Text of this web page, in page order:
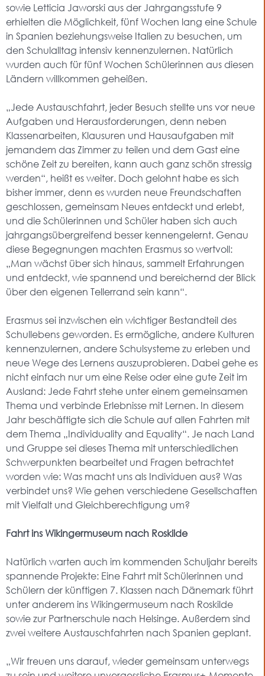
sowie Letticia Jaworski aus der Jahrgangsstufe 9
erhielten die Möglichkeit, fünf Wochen lang eine Schule
in Spanien beziehungsweise Italien zu besuchen, um
den Schulalltag intensiv kennenzulernen. Natürlich
wurden auch für fünf Wochen Schülerinnen aus diesen
Ländern willkommen geheißen.
„Jede Austauschfahrt, jeder Besuch stellte uns vor neue
Aufgaben und Herausforderungen, denn neben
Klassenarbeiten, Klausuren und Hausaufgaben mit
jemandem das Zimmer zu teilen und dem Gast eine
schöne Zeit zu bereiten, kann auch ganz schön stressig
werden“, heißt es weiter. Doch gelohnt habe es sich
bisher immer, denn es wurden neue Freundschaften
geschlossen, gemeinsam Neues entdeckt und erlebt,
und die Schülerinnen und Schüler haben sich auch
jahrgangsübergreifend besser kennengelernt. Genau
diese Begegnungen machten Erasmus so wertvoll:
„Man wächst über sich hinaus, sammelt Erfahrungen
und entdeckt, wie spannend und bereichernd der Blick
über den eigenen Tellerrand sein kann“.
Erasmus sei inzwischen ein wichtiger Bestandteil des
Schullebens geworden. Es ermögliche, andere Kulturen
kennenzulernen, andere Schulsysteme zu erleben und
neue Wege des Lernens auszuprobieren. Dabei gehe es
nicht einfach nur um eine Reise oder eine gute Zeit im
Ausland: Jede Fahrt stehe unter einem gemeinsamen
Thema und verbinde Erlebnisse mit Lernen. In diesem
Jahr beschäftigte sich die Schule auf allen Fahrten mit
dem Thema „Individuality and Equality“. Je nach Land
und Gruppe sei dieses Thema mit unterschiedlichen
Schwerpunkten bearbeitet und Fragen betrachtet
worden wie: Was macht uns als Individuen aus? Was
verbindet uns? Wie gehen verschiedene Gesellschaften
mit Vielfalt und Gleichberechtigung um?
Fahrt ins Wikingermuseum nach Roskilde
Natürlich warten auch im kommenden Schuljahr bereits
spannende Projekte: Eine Fahrt mit Schülerinnen und
Schülern der künftigen 7. Klassen nach Dänemark führt
unter anderem ins Wikingermuseum nach Roskilde
sowie zur Partnerschule nach Helsinge. Außerdem sind
zwei weitere Austauschfahrten nach Spanien geplant.
„Wir freuen uns darauf, wieder gemeinsam unterwegs